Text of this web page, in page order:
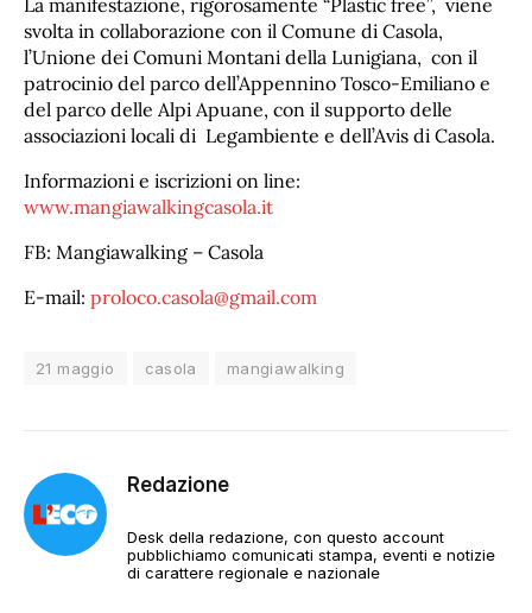
svolta in collaborazione con il Comune di Casola,
l’Unione dei Comuni Montani della Lunigiana, con il
patrocinio del parco dell’Appennino Tosco-Emiliano e
del parco delle Alpi Apuane, con il supporto delle
associazioni locali di Legambiente e dell’Avis di Casola.
Informazioni e iscrizioni on line:
www.mangiawalkingcasola.it
FB: Mangiawalking – Casola
E-mail: proloco.casola@gmail.com
21 maggio casola mangiawalking
Redazione
Desk della redazione, con questo account
pubblichiamo comunicati stampa, eventi e notizie
di carattere regionale e nazionale